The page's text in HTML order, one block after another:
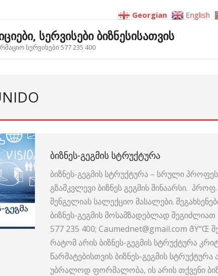
სერვისები ბიზნესისათვის
სერვისები 577 235 400
ᲑᲘᲖᲜᲔᲡ-ᲒᲔᲒᲛᲘᲡ ᲡᲢᲠᲣᲥᲢᲣᲠᲐ
ბიზნეს-გეგმის სტრუქტურა – სრული
გზამკვლევი ბიზნეს გეგმის შინაარსი.
შენგელიას სალექციო მასალები.
ბიზნეს-გეგმის მოსამზადებლად
577 235 400; Caumednet@gmail.com ðŸ“Œ
რატომ არის ბიზნეს-გეგმის სტრუქტურა
წარმატებისთვის ბიზნეს-გეგმის სტრუქტურა
უბრალოდ ფორმალობა, ის არის თქვენი
Georgian English